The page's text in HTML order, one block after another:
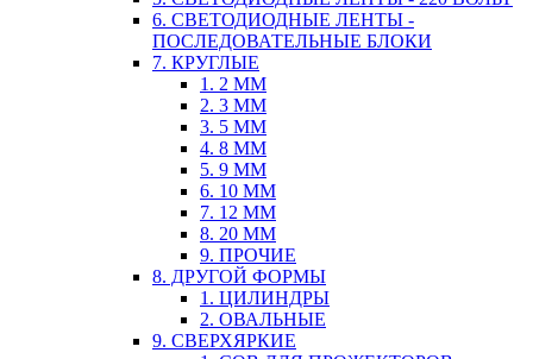
6. СВЕТОДИОДНЫЕ ЛЕНТЫ -
ПОСЛЕДОВАТЕЛЬНЫЕ БЛОКИ
7. КРУГЛЫЕ
1. 2 ММ
2. 3 ММ
3. 5 ММ
4. 8 ММ
5. 9 ММ
6. 10 ММ
7. 12 ММ
8. 20 ММ
9. ПРОЧИЕ
8. ДРУГОЙ ФОРМЫ
1. ЦИЛИНДРЫ
2. ОВАЛЬНЫЕ
9. СВЕРХЯРКИЕ